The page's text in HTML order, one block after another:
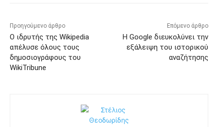
Προηγούμενο άρθρο
Ο ιδρυτής της Wikipedia
απέλυσε όλους τους
δημοσιογράφους του
WikiTribune
Επόμενο άρθρο
Η Google διευκολύνει την
εξάλειψη του ιστορικού
αναζήτησης